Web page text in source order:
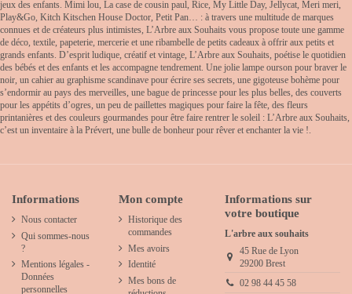
jeux des enfants. Mimi lou, La case de cousin paul, Rice, My Little Day, Jellycat, Meri meri,
Play&Go, Kitch Kitschen House Doctor, Petit Pan… : à travers une multitude de marques
connues et de créateurs plus intimistes, L’Arbre aux Souhaits vous propose toute une gamme
de déco, textile, papeterie, mercerie et une ribambelle de petits cadeaux à offrir aux petits et
grands enfants. D’esprit ludique, créatif et vintage, L’Arbre aux Souhaits, poétise le quotidien
des bébés et des enfants et les accompagne tendrement. Une jolie lampe ourson pour braver le
noir, un cahier au graphisme scandinave pour écrire ses secrets, une gigoteuse bohème pour
s’endormir au pays des merveilles, une bague de princesse pour les plus belles, des couverts
pour les appétits d’ogres, un peu de paillettes magiques pour faire la fête, des fleurs
printanières et des couleurs gourmandes pour être faire rentrer le soleil : L’Arbre aux Souhaits,
c’est un inventaire à la Prévert, une bulle de bonheur pour rêver et enchanter la vie !.
Informations
Nous contacter
Qui sommes-nous
?
Mentions légales -
Données
personnelles
Mon compte
Historique des
commandes
Mes avoirs
Identité
Mes bons de
Informations sur
votre boutique
L'arbre aux souhaits
45 Rue de Lyon
29200 Brest
02 98 44 45 58